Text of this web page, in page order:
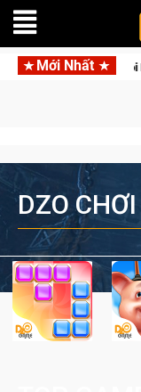
Mới Nhất
Online
DZO CHƠI